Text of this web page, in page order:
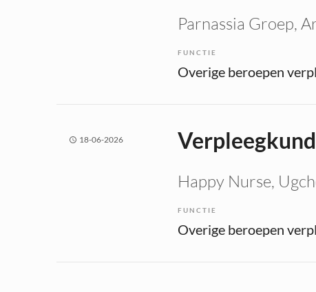
Parnassia Groep,
FUNCTIE
18-06-2026
Happy Nurse,
FUNCTIE